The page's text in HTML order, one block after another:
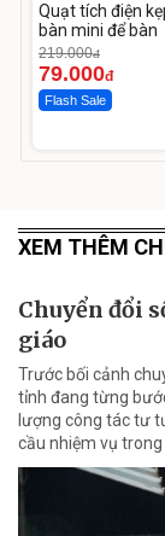
Quạt tích điện
bàn mini để bàn
219.000đ
79.000đ
Flash Sale
XEM THÊM
Chuyển đổi
giáo
Trước bối cảnh
tỉnh đang từng
lượng công tác tư
cầu nhiệm vụ trong